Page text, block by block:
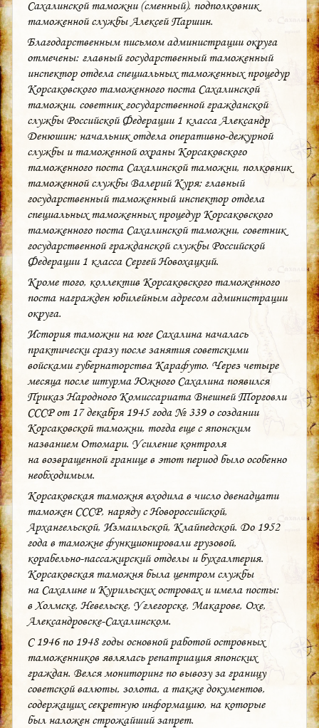
Сахалинской таможни (сменный), подполковник
таможенной службы Алексей Паршин.
Благодарственным письмом администрации округа
отмечены: главный государственный таможенный
инспектор отдела специальных таможенных процедур
Корсаковского таможенного поста Сахалинской
таможни, советник государственной гражданской
службы Российской Федерации 1 класса Александр
Денюшин; начальник отдела оперативно-дежурной
службы и таможенной охраны Корсаковского
таможенного поста Сахалинской таможни, полковник
таможенной службы Валерий Куря; главный
государственный таможенный инспектор отдела
специальных таможенных процедур Корсаковского
таможенного поста Сахалинской таможни, советник
государственной гражданской службы Российской
Федерации 1 класса Сергей Новохацкий.
Кроме того, коллектив Корсаковского таможенного
поста награжден юбилейным адресом администрации
округа.
История таможни на юге Сахалина началась
практически сразу после занятия советскими
войсками губернаторства Карафуто. Через четыре
месяца после штурма Южного Сахалина появился
Приказ Народного Комиссариата Внешней Торговли
СССР от 17 декабря 1945 года № 339 о создании
Корсаковской таможни, тогда еще с японским
названием Отомари. Усиление контроля
на возвращенной границе в этот период было особенно
необходимым.
Корсаковская таможня входила в число двенадцати
таможен СССР, наряду с Новороссийской,
Архангельской, Измаильской, Клайпедской. До 1952
года в таможне функционировали грузовой,
корабельно-пассажирский отделы и бухгалтерия.
Корсаковская таможня была центром службы
на Сахалине и Курильских островах и имела посты:
в Холмске, Невельске, Углегорске, Макарове, Охе,
Александровске-Сахалинском.
С 1946 по 1948 годы основной работой островных
таможенников являлась репатриация японских
граждан. Велся мониторинг по вывозу за границу
советской валюты, золота, а также документов,
содержащих секретную информацию, на которые
был наложен строжайший запрет.